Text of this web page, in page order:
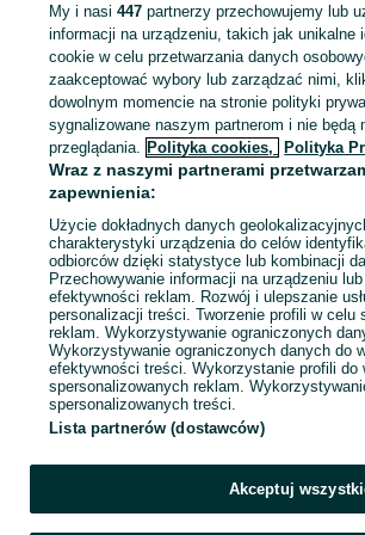
KATEGORIA
ID:1045382281
Zadzwoń / SMS
My i nasi447 partnerzy przechowujemy lub
informacji na urządzeniu, takich jak unikalne
cookie w celu przetwarzania danych
zaakceptować wybory lub zarządzać nimi,
dowolnym momencie na stronie polityki
sygnalizowane naszym partnerom i nie będą
przeglądania. Polityka cookies, Polityka
Wraz z naszymi partnerami
zapewnienia:
Użycie dokładnych danych
charakterystyki urządzenia do celów
odbiorców dzięki statystyce lub kombinacji
Przechowywanie informacji na urządzeniu
efektywności reklam. Rozwój i ulepszanie
personalizacji treści. Tworzenie profili w celu
reklam. Wykorzystywanie ograniczonych
Wykorzystywanie ograniczonych danych do
efektywności treści. Wykorzystanie profili do
spersonalizowanych reklam.
spersonalizowanych treści.
Lista partnerów (dostawców)
Akceptuj